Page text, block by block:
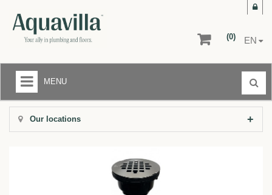
MENU
+
EN
(0)
Our locations